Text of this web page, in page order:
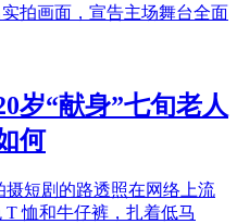
拍画面，宣告主场舞台全面
岁“献身”七旬老人
何
摄短剧的路透照在网络上流
恤和牛仔裤，扎着低马